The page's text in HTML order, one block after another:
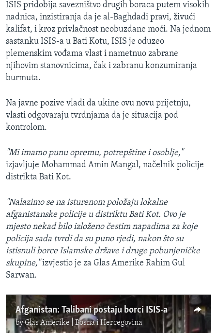
ISIS pridobija savezništvo drugih boraca putem visokih
nadnica, inzistiranja da je al-Baghdadi pravi, živući
kalifat, i kroz privlačnost neobuzdane moći. Na jednom
sastanku ISIS-a u Bati Kotu, ISIS je oduzeo
plemenskim vođama vlast i nametnuo zabrane
njihovim stanovnicima, čak i zabranu konzumiranja
burmuta.
Na javne pozive vladi da ukine ovu novu prijetnju,
vlasti odgovaraju tvrdnjama da je situacija pod
kontrolom.
''Mi imamo punu opremu, potrepštine i osoblje,''
izjavljuje Mohammad Amin Mangal, načelnik policije
distrikta Bati Kot.
''Nalazimo se na isturenom položaju lokalne
afganistanske policije u distriktu Bati Kot. Ovo je
mjesto nekad bilo izloženo čestim napadima za koje
policija sada tvrdi da su puno rjeđi, nakon što su
istisnuli borce Islamske države i druge pobunjeničke
skupine,''izvjestio je za Glas Amerike Rahim Gul
Sarwan.
Afganistan: Talibani postaju borci ISIS-a
byGlas Amerike | Bosna i Hercegovina